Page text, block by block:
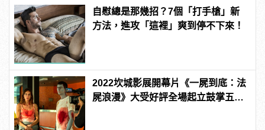
自慰總是那幾招？7個「打手槍」新
方法，進攻「這裡」爽到停不下來！
2022坎城影展開幕片《一屍到底：法
屍浪漫》大受好評全場起立鼓掌五分